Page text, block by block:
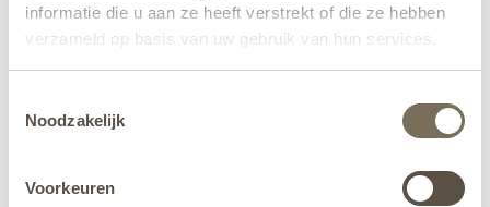
informatie die u aan ze heeft verstrekt of die ze hebben
verzameld op basis van uw gebruik van hun services.
jehier.
Noodzakelijk
Voorkeuren